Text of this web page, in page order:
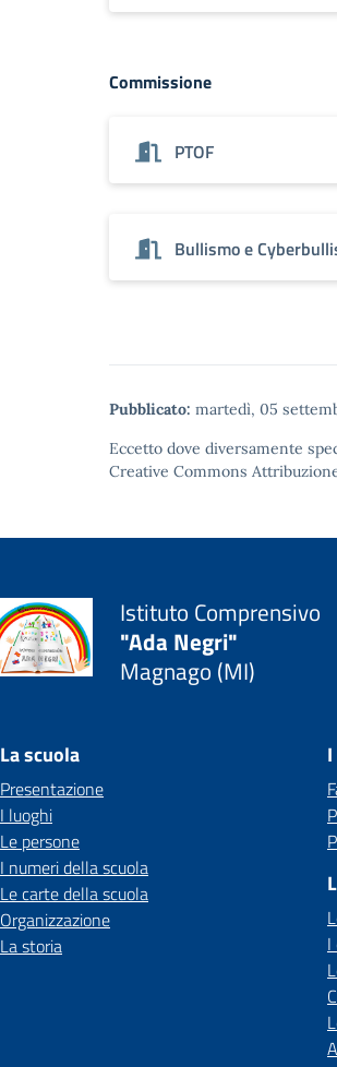
Commissione
PTOF
Bullismo e
Pubblicato: martedì, 05
Eccetto dove diversamente
Creative Commons
Istituto Comprensivo
"Ada Negri"
Magnago (MI)
La scuola
Presentazione
I luoghi
Le persone
I numeri della scuola
Le carte della scuola
Organizzazione
La storia
I